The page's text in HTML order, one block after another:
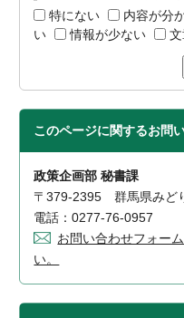
特にない
内容が分
い
情報が少ない
このページに関するお問
政策企画部 秘書課
〒379-2395 群馬県みど
電話：0277-76-0957
お問い合わせフォー
い。